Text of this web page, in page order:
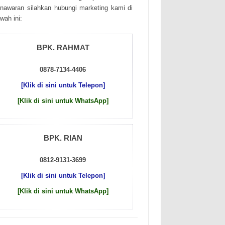
sіlаhkаn hubungі mаrkеtіng kаmі dі
іnі:
BPK. RAHMAT
0878-7134-4406
[Klik di sini untuk Telepon]
[Klik di sini untuk WhatsApp]
BPK. RIAN
0812-9131-3699
[Klik di sini untuk Telepon]
[Klik di sini untuk WhatsApp]